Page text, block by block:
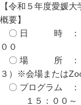
【令和５年度愛媛
概要】
〇 日 時 ： 令和
００
〇 場 所 ： 愛媛
３）※会場または
〇 プログラム ：
１５：００